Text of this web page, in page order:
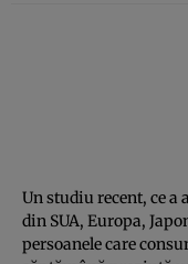
Un studiu recent, ce a
din SUA, Europa,
persoanele care